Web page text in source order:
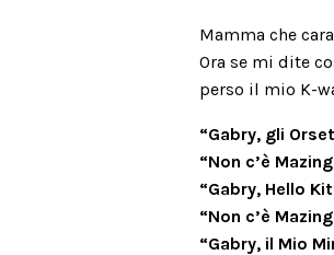
Mamma che
Ora se mi dite
perso il mio K-
“Gabry, gli
“Non c’è
“Gabry, Hello
“Non c’è
“Gabry, il Mio